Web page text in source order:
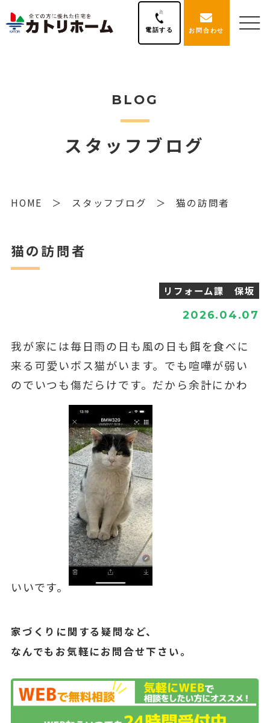
電話する お問合わせ
BLOG
スタッフブログ
HOME スタッフブログ 猫の訪問者
猫の訪問者
リフォーム課 保坂
2026.04.07
我が家には毎日雨の日も風の日も餌を食べに
来る可愛いボス猫がいます。でも喧嘩が弱い
のでいつも傷だらけです。だから余計にかわ
いいです。
家づくりに関する疑問など、
なんでもお気軽にお問合せ下さい。